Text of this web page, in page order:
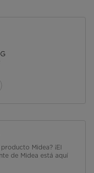
Midea? ¡El
de Midea está aquí